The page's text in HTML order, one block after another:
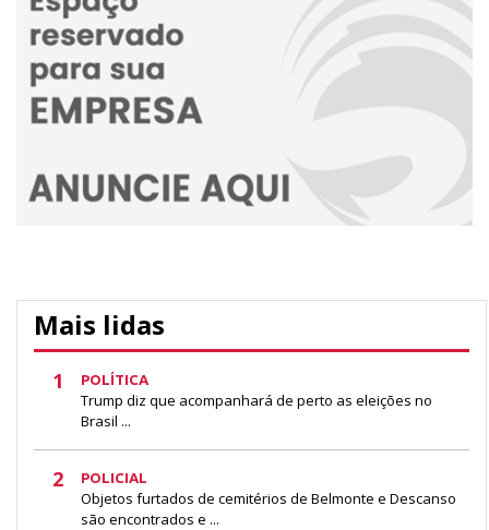
Mais lidas
1 POLÍTICA
Trump diz que acompanhará de perto as eleições no
Brasil ...
2 POLICIAL
Objetos furtados de cemitérios de Belmonte e Descanso
são encontrados e ...